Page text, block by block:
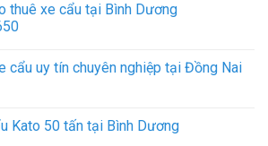
thuê xe cẩu tại Bình Dương
cẩu uy tín chuyên nghiệp tại Đồng Nai
Kato 50 tấn tại Bình Dương